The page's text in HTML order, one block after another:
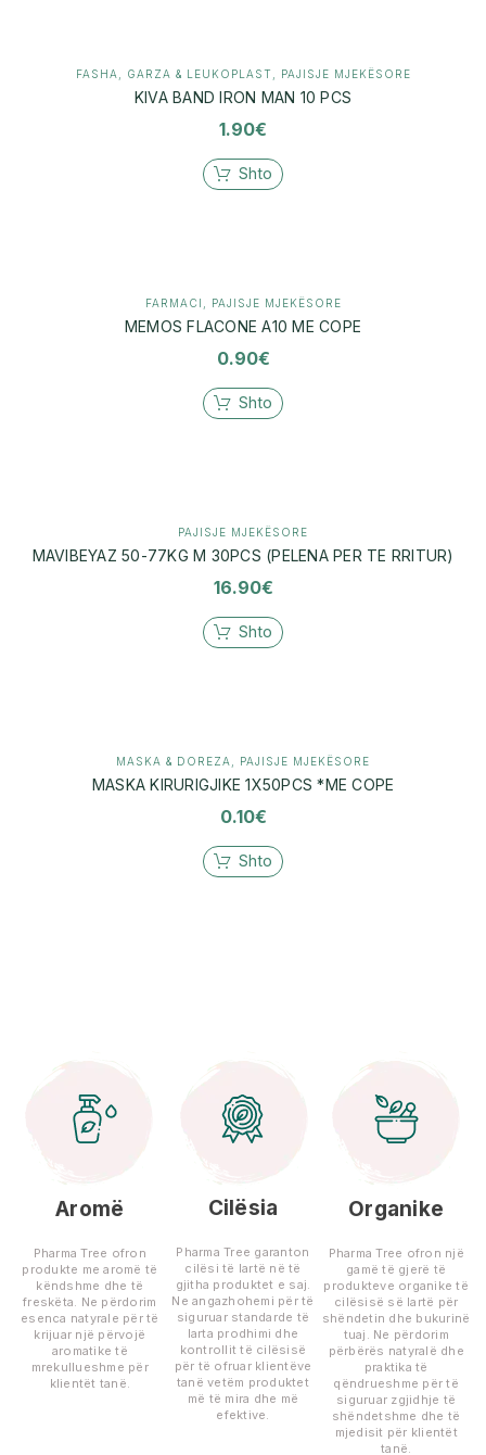
FASHA, GARZA & LEUKOPLAST PAJISJE MJEKËSORE
KIVA BAND IRON MAN 10 PCS
1.90€
Shto
FARMACI PAJISJE MJEKËSORE
MEMOS FLACONE A10 ME COPE
0.90€
Shto
PAJISJE MJEKËSORE
MAVIBEYAZ 50-77KG M 30PCS (PELENA PER TE RRITUR)
16.90€
Shto
MASKA & DOREZA PAJISJE MJEKËSORE
MASKA KIRURIGJIKE 1X50PCS *ME COPE
0.10€
Shto
Aromë
Pharma Tree ofron
produkte me aromë të
këndshme dhe të
freskëta. Ne përdorim
esenca natyrale për të
krijuar një përvojë
aromatike të
mrekullueshme për
klientët tanë.
Cilësia
Pharma Tree garanton
cilësi të lartë në të
gjitha produktet e saj.
Ne angazhohemi për të
siguruar standarde të
larta prodhimi dhe
kontrollit të cilësisë
për të ofruar klientëve
tanë vetëm produktet
më të mira dhe më
efektive.
Organike
Pharma Tree ofron një
gamë të gjerë të
produkteve organike të
cilësisë së lartë për
shëndetin dhe bukurinë
tuaj. Ne përdorim
përbërës natyralë dhe
praktika të
qëndrueshme për të
siguruar zgjidhje të
shëndetshme dhe të
mjedisit për klientët
tanë.